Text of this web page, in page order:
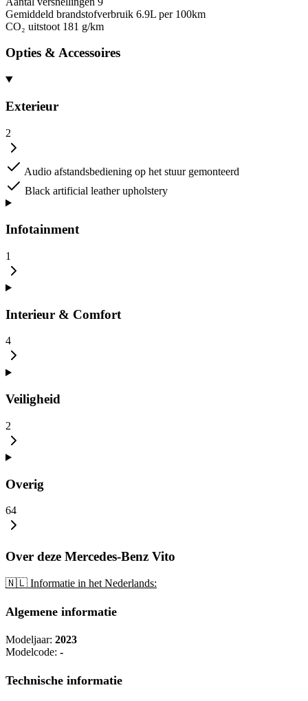
Gemiddeld brandstofverbruik 6.9L per 100km
CO₂ uitstoot 181 g/km
Opties & Accessoires
Exterieur
2
Audio afstandsbediening op het stuur gemonteerd
Black artificial leather upholstery
Infotainment
1
Interieur & Comfort
4
Veiligheid
2
Overig
64
Over deze Mercedes-Benz Vito
🇳🇱 Informatie in het Nederlands:
Algemene informatie
Modeljaar: 2023
Modelcode: -
Technische informatie